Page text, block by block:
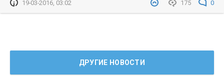
175 0
19-03-2016, 03:02
ДРУГИЕ НОВОСТИ